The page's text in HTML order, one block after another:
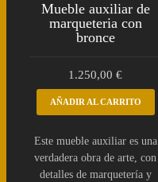
Mueble auxiliar de
marqueteria con
bronce
1.250,00€
AÑADIR AL CARRITO
Este mueble auxiliar es una
verdadera obra de arte, con
detalles de marquetería y